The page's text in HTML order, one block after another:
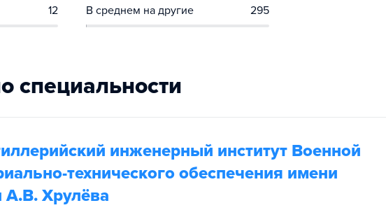
12 В среднем на другие 295
специальности
инженерный институт Военной
технического обеспечения имени
А.В. Хрулёва